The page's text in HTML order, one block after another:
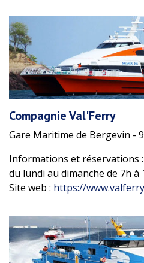
Compagnie Val'Ferry
Gare Maritime de Bergevin -
Informations et réservations :
du lundi au dimanche de 7h à
Site web : https://